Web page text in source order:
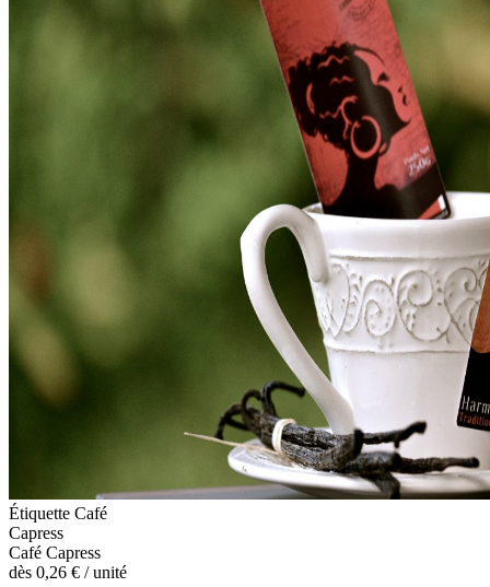
Étiquette Café
Capress
Café Capress
dès 0,26 € / unité